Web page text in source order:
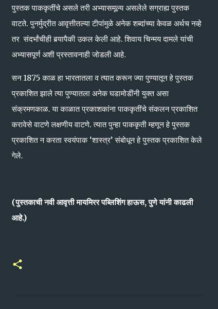
पुस्तक पाककृतींचे असले तरी अभ्यासमूल्य असलेले सग्राह्य पुस्तक
वाटते. पुनर्मुद्रीत आवृत्तीतल्या टीपांमुळे अनेक शब्दांच्या केवळ अर्थच नव्हे
तर संदर्भांचीही बर्‍यापैकी उकल केली आहे. शिवाय चिन्मय दामले यांची
अभ्यासपूर्ण अशी प्रस्तावनाही जोडली आहे.
सन 1875 काळ हा भारतातला व त्यात करून ज्या पुण्यातून हे पुस्तक
प्रकाशित झाले त्या पुण्यातला अनेक घडामोडींनी युक्त असा
संक्रमणकाळ. या काळात प्रकाशकांना पाककृतींचे संकलन प्रकाशित
करावेसे वाटणे लक्षणीय वाटणे. त्यात पुन्हा पाककृती म्हणून हे पुस्तक
प्रकाशित न करता स्वयंपाक ‘शास्त्र’ संबोधून हे पुस्तक प्रकाशित केले
गेले.
(पुस्तकाची नवी आवृत्ती मायमिरर पब्लिशिंग हाऊस, पुणे यांनी काढली
आहे.)